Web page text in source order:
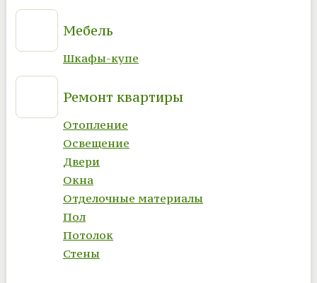
Мебель
Шкафы-купе
Ремонт квартиры
Отопление
Освещение
Двери
Окна
Отделочные материалы
Пол
Потолок
Стены